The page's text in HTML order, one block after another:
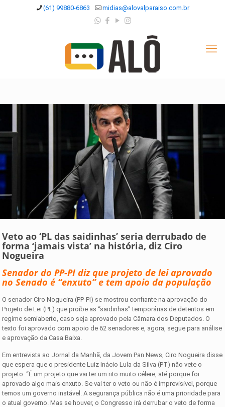
(61) 99880-6863 midias@alovalparaiso.com.br
Veto ao ‘PL das saidinhas’ seria derrubado de
forma ‘jamais vista’ na história, diz Ciro
Nogueira
Senador do PP-PI diz que projeto de lei aprovado
no Senado é “enxuto” e tem apoio da população
O senador Ciro Nogueira (PP-PI) se mostrou confiante na aprovação do
Projeto de Lei (PL) que proíbe as “saidinhas” temporárias de detentos em
regime semiaberto, caso seja aprovado pela Câmara dos Deputados. O
texto foi aprovado com apoio de 62 senadores e, agora, segue para análise
e aprovação da Casa Baixa.
Em entrevista ao Jornal da Manhã, da Jovem Pan News, Ciro Nogueira disse
que espera que o presidente Luiz Inácio Lula da Silva (PT) não vete o
projeto. “É um projeto que vai ter um rito muito célere, até porque foi
aprovado algo mais enxuto. Se vai ter o veto ou não é imprevisível, porque
temos um governo instável. A segurança pública não é uma prioridade para
o atual governo. Mas se houver, o Congresso irá derrubar o veto de forma